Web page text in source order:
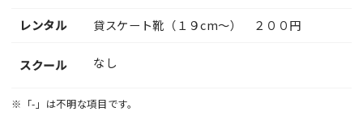
レンタル
貸スケート靴（１９cm〜） ２００円
スクール なし
※「-」は不明な項目です。